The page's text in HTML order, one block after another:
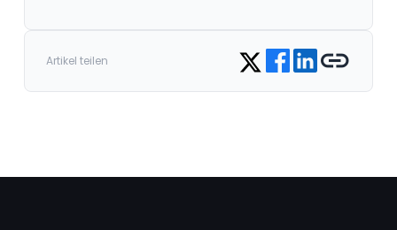
Artikel teilen Share on Twitter
Share on Facebook
Share on LinkedIn
Copy link